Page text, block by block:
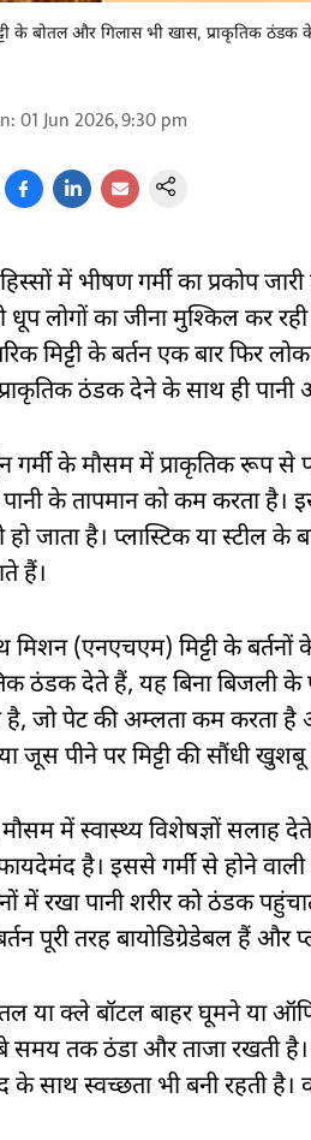
के बोतल और गिलास भी खास, प्राकृतिक ठंडक
:01 Jun 2026, 9:30 pm
में भीषण गर्मी का प्रकोप
धूप लोगों का जीना मुश्किल कर
मिट्टी के बर्तन एक बार फिर
ठंडक देने के साथ ही पानी
गर्मी के मौसम में प्राकृतिक रूप से
के तापमान को कम करता है।
जाता है। प्लास्टिक या स्टील
हैं।
(एनएचएम) मिट्टी के बर्तनों
ठंडक देते हैं, यह बिना बिजली के
है, जो पेट की अम्लता कम करता
जूस पीने पर मिट्टी की सौंधी
में स्वास्थ्य विशेषज्ञों सलाह
है। इससे गर्मी से होने
में रखा पानी शरीर को ठंडक
पूरी तरह बायोडिग्रेडेबल हैं
या क्ले बॉटल बाहर घूमने
समय तक ठंडा और ताजा रखती
साथ स्वच्छता भी बनी रहती है।